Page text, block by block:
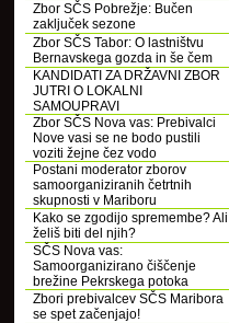
Zbor SČS Pobrežje: Bučen
zaključek sezone
Zbor SČS Tabor: O lastništvu
Bernavskega gozda in še čem
KANDIDATI ZA DRŽAVNI ZBOR
JUTRI O LOKALNI
SAMOUPRAVI
Zbor SČS Nova vas: Prebivalci
Nove vasi se ne bodo pustili
voziti žejne čez vodo
Postani moderator zborov
samoorganiziranih četrtnih
skupnosti v Mariboru
Kako se zgodijo spremembe? Ali
želiš biti del njih?
SČS Nova vas:
Samoorganizirano čiščenje
brežine Pekrskega potoka
Zbori prebivalcev SČS Maribora
se spet začenjajo!